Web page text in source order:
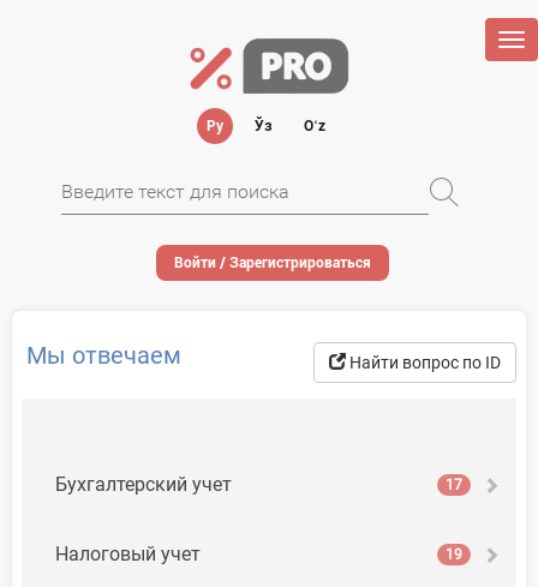
Ру Ўз Oʻz
Войти / Зарегистрироваться
Найти вопрос по ID
Мы отвечаем
Бухгалтерский учет 17
Налоговый учет 19